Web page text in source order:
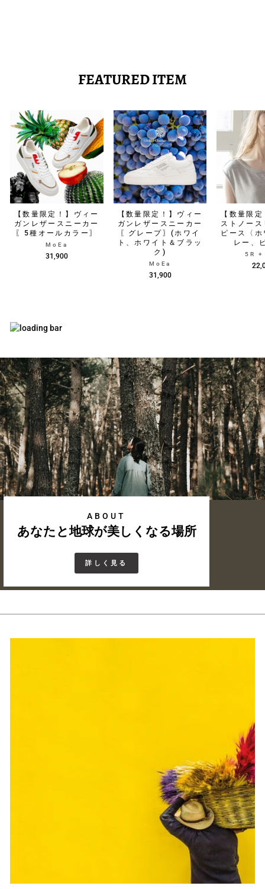
FEATURED ITEM
【数量限定！】ヴィー
ガンレザースニーカー
〖5種オールカラー〗
MoEa
31,900
【数量限定！】ヴィー
ガンレザースニーカー
〖グレープ〗(ホワイ
ト、ホワイト＆ブラッ
ク)
MoEa
31,900
【数量限
ストノー
ピース〈
レー、
5R +
ABOUT
あなたと地球が美しくなる場所
詳しく見る